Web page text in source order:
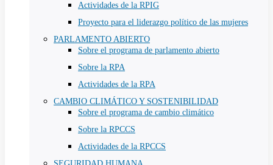
Actividades de la RPIG
Proyecto para el liderazgo político de las mujeres
PARLAMENTO ABIERTO
Sobre el programa de parlamento abierto
Sobre la RPA
Actividades de la RPA
CAMBIO CLIMÁTICO Y SOSTENIBILIDAD
Sobre el programa de cambio climático
Sobre la RPCCS
Actividades de la RPCCS